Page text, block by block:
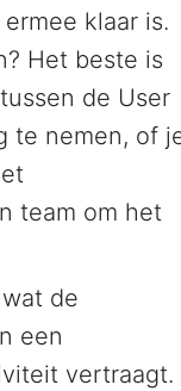
klaar is.
Het beste is
de User
te nemen, of
team om het
de
een
vertraagt.